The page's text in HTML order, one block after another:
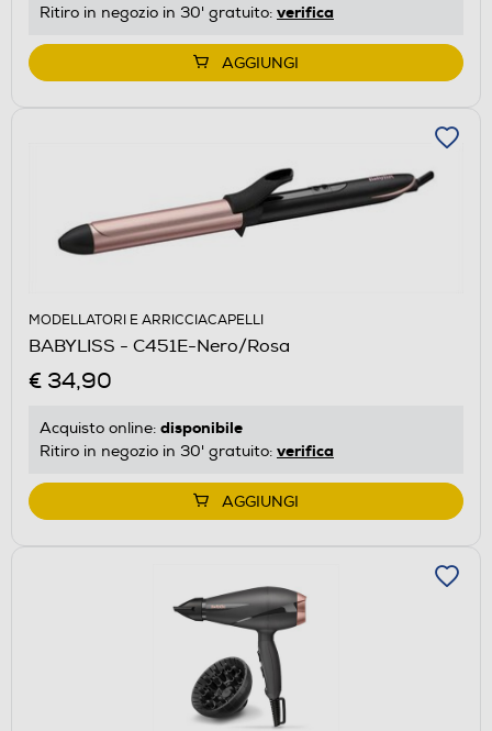
Ritiro in negozio in 30' gratuito: verifica
AGGIUNGI
MODELLATORI E ARRICCIACAPELLI
BABYLISS - C451E-Nero/Rosa
€ 34,90
Acquisto online: disponibile
Ritiro in negozio in 30' gratuito: verifica
AGGIUNGI